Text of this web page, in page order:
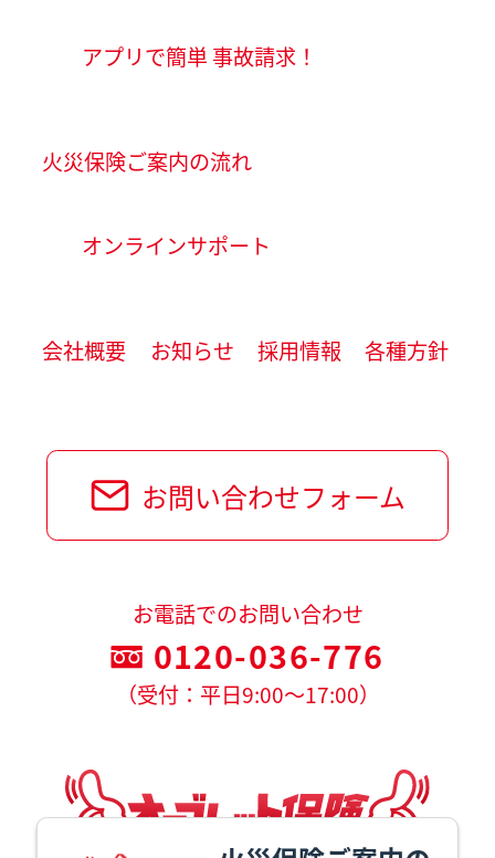
アプリで簡単 事故請求！
火災保険ご案内の流れ
オンラインサポート
会社概要 お知らせ 採用情報 各種方針
お問い合わせフォーム
お電話でのお問い合わせ
0120-036-776
（受付：平日9:00～17:00）